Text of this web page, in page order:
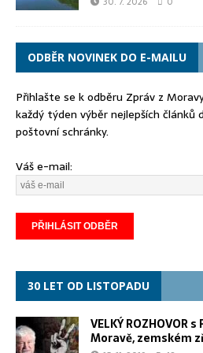
ODBĚR NOVINEK DO E-MAILU
Přihlašte se k odběru Zpráv z
každý týden výběr nejlepších článků
poštovní schránky.
Váš e-mail:
30 LET OD LISTOPADU
VELKÝ
Moravě, zemském